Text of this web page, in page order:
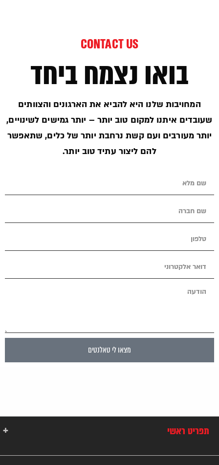
CONTACT US
בואו נצמח ביחד
המחויבות שלנו היא להביא את הארגונים והצוותים
שעובדים איתנו למקום טוב יותר – יותר גמישים לשינויים,
יותר מעורבים ועם קשת נרחבת יותר של כלים, שתאפשר
להם ליצור עתיד טוב יותר.
מצאו לי טאלנטים
תפריט ראשי